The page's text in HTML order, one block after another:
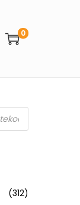
0
(312)